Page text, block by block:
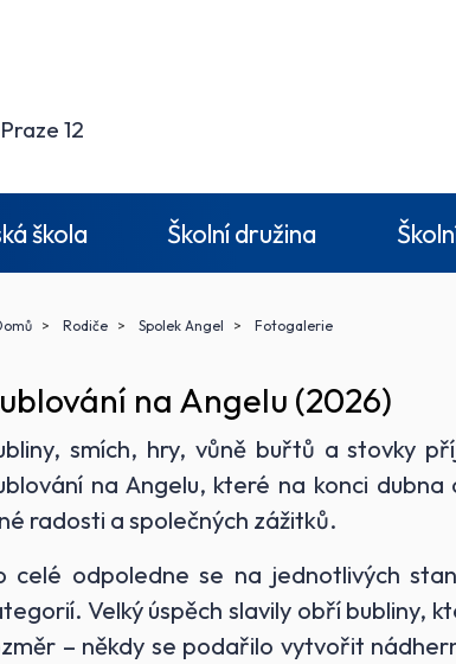
12
škola Školní družina
Rodiče Spolek Angel Fotogalerie
na Angelu (2026)
smích, hry, vůně buřtů a stovky
na Angelu, které na konci
radosti a společných zážitků.
celé odpoledne se na jednotlivých
Velký úspěch slavily obří bubliny,
– někdy se podařilo vytvořit